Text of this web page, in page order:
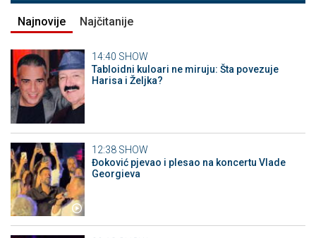
Najnovije Najčitanije
14:40 SHOW
Tabloidni kuloari ne miruju: Šta povezuje
Harisa i Željka?
12:38 SHOW
Đoković pjevao i plesao na koncertu Vlade
Georgieva